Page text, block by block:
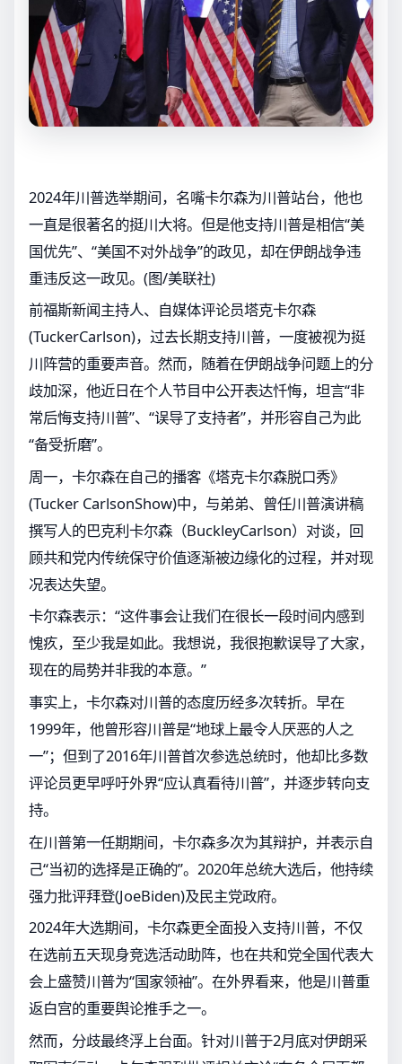
2024年川普选举期间，名嘴卡尔森为川普站台，他也
一直是很著名的挺川大将。但是他支持川普是相信“美
国优先”、“美国不对外战争”的政见，却在伊朗战争违
重违反这一政见。(图/美联社)
前福斯新闻主持人、自媒体评论员塔克卡尔森
(TuckerCarlson)，过去长期支持川普，一度被视为挺
川阵营的重要声音。然而，随着在伊朗战争问题上的分
歧加深，他近日在个人节目中公开表达忏悔，坦言“非
常后悔支持川普”、“误导了支持者”，并形容自己为此
“备受折磨”。
周一，卡尔森在自己的播客《塔克卡尔森脱口秀》
(Tucker CarlsonShow)中，与弟弟、曾任川普演讲稿
撰写人的巴克利卡尔森（BuckleyCarlson）对谈，回
顾共和党内传统保守价值逐渐被边缘化的过程，并对现
况表达失望。
卡尔森表示：“这件事会让我们在很长一段时间内感到
愧疚，至少我是如此。我想说，我很抱歉误导了大家，
现在的局势并非我的本意。”
事实上，卡尔森对川普的态度历经多次转折。早在
1999年，他曾形容川普是“地球上最令人厌恶的人之
一”；但到了2016年川普首次参选总统时，他却比多数
评论员更早呼吁外界“应认真看待川普”，并逐步转向支
持。
在川普第一任期期间，卡尔森多次为其辩护，并表示自
己“当初的选择是正确的”。2020年总统大选后，他持续
强力批评拜登(JoeBiden)及民主党政府。
2024年大选期间，卡尔森更全面投入支持川普，不仅
在选前五天现身竞选活动助阵，也在共和党全国代表大
会上盛赞川普为“国家领袖”。在外界看来，他是川普重
返白宫的重要舆论推手之一。
然而，分歧最终浮上台面。针对川普于2月底对伊朗采